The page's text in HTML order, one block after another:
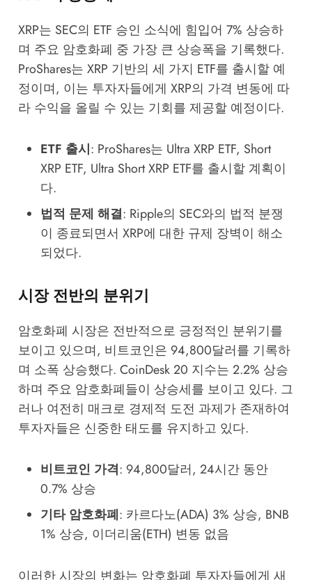
XRP는 SEC의 ETF 승인 소식에 힘입어 7% 상승하
며 주요 암호화폐 중 가장 큰 상승폭을 기록했다.
ProShares는 XRP 기반의 세 가지 ETF를 출시할 예
정이며, 이는 투자자들에게 XRP의 가격 변동에 따
라 수익을 올릴 수 있는 기회를 제공할 예정이다.
ETF 출시: ProShares는 Ultra XRP ETF, Short
XRP ETF, Ultra ShortXRP ETF를 출시할 계획이
다.
법적 문제 해결: Ripple의 SEC와의 법적 분쟁
이 종료되면서 XRP에 대한 규제 장벽이 해소
되었다.
시장 전반의 분위기
암호화폐 시장은 전반적으로 긍정적인 분위기를
보이고 있으며, 비트코인은 94,800달러를 기록하
며 소폭 상승했다. CoinDesk 20 지수는 2.2% 상승
하며 주요 암호화폐들이 상승세를 보이고 있다. 그
러나 여전히 매크로 경제적 도전 과제가 존재하여
투자자들은 신중한 태도를 유지하고 있다.
비트코인 가격: 94,800달러, 24시간 동안
0.7% 상승
기타 암호화폐: 카르다노(ADA) 3% 상승, BNB
1% 상승, 이더리움(ETH) 변동 없음
이러한 시장의 변화는 암호화폐 투자자들에게 새